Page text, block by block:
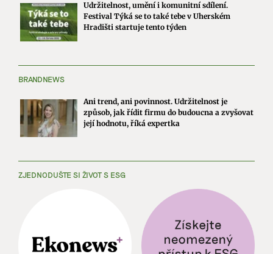
Udržitelnost, umění i komunitní sdílení.
Festival Týká se to také tebe v Uherském
Hradišti startuje tento týden
BRANDNEWS
Ani trend, ani povinnost. Udržitelnost je
způsob, jak řídit firmu do budoucna a zvyšovat
její hodnotu, říká expertka
ZJEDNODUŠTE SI ŽIVOT S ESG